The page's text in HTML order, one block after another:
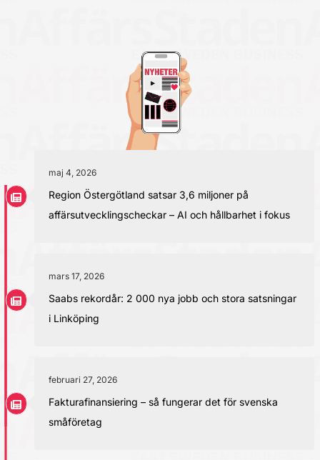
maj 4, 2026
Region Östergötland satsar 3,6 miljoner på
affärsutvecklingscheckar – AI och hållbarhet i fokus
mars 17, 2026
Saabs rekordår: 2 000 nya jobb och stora satsningar
i Linköping
februari 27, 2026
Fakturafinansiering – så fungerar det för svenska
småföretag